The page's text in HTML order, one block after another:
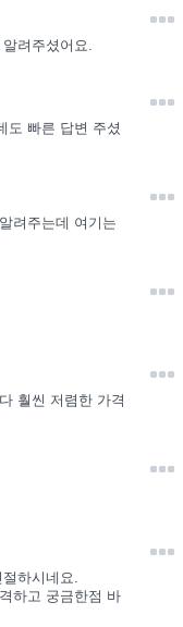
려주셨어요.
도 빠른 답변 주셨
려주는데 여기는
훨씬 저렴한 가격
하시네요.
하고 궁금한점 바